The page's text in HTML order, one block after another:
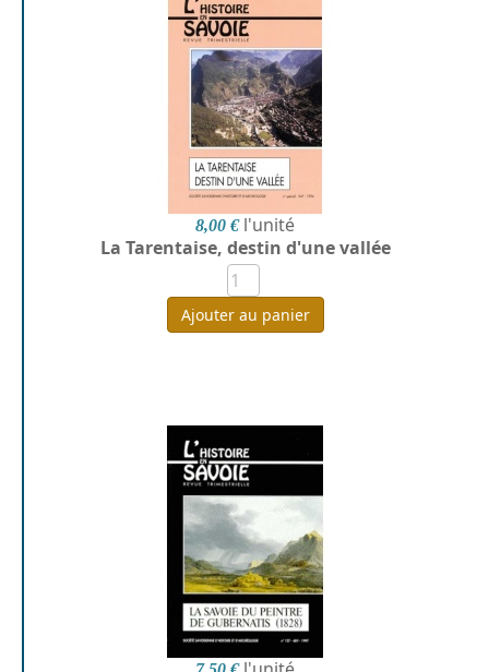
8,00 € l'unité
La Tarentaise, destin d'une vallée
Ajouter au panier